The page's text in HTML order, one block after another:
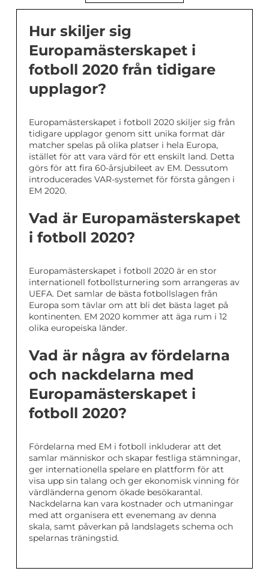
Hur skiljer sig
Europamästerskapet i
fotboll 2020 från tidigare
upplagor?
Europamästerskapet i fotboll 2020 skiljer sig från
tidigare upplagor genom sitt unika format där
matcher spelas på olika platser i hela Europa,
istället för att vara värd för ett enskilt land. Detta
görs för att fira 60-årsjubileet av EM. Dessutom
introducerades VAR-systemet för första gången i
EM 2020.
Vad är Europamästerskapet
i fotboll 2020?
Europamästerskapet i fotboll 2020 är en stor
internationell fotbollsturnering som arrangeras av
UEFA. Det samlar de bästa fotbollslagen från
Europa som tävlar om att bli det bästa laget på
kontinenten. EM 2020 kommer att äga rum i 12
olika europeiska länder.
Vad är några av fördelarna
och nackdelarna med
Europamästerskapet i
fotboll 2020?
Fördelarna med EM i fotboll inkluderar att det
samlar människor och skapar festliga stämningar,
ger internationella spelare en plattform för att
visa upp sin talang och ger ekonomisk vinning för
värdländerna genom ökade besökarantal.
Nackdelarna kan vara kostnader och utmaningar
med att organisera ett evenemang av denna
skala, samt påverkan på landslagets schema och
spelarnas träningstid.